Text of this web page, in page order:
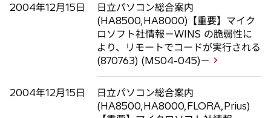
2004年12月15日
日立パソコン総合案内
(HA8500,HA8000)【重要】マイク
ロソフト社情報－WINS の脆弱性に
より、リモートでコードが実行される
(870763) (MS04-045)－
2004年12月15日
日立パソコン総合案内
(HA8500,HA8000,FLORA,Prius)